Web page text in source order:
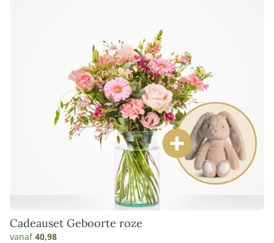
Cadeauset Geboorte roze
vanaf40,98